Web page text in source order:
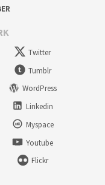
Twitter
Tumblr
WordPress
Linkedin
Myspace
Youtube
Flickr